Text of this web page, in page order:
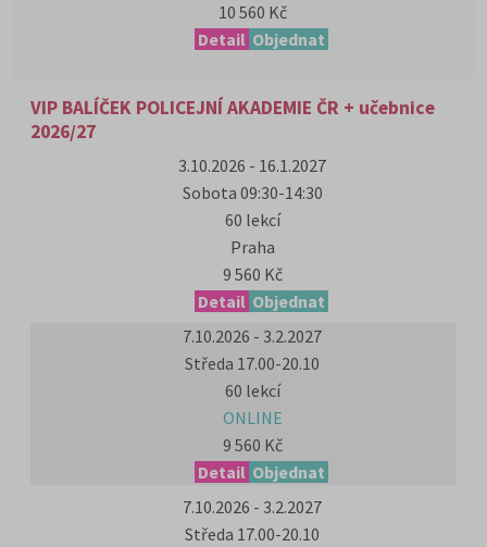
10 560 Kč
Detail Objednat
VIP BALÍČEK POLICEJNÍ AKADEMIE ČR + učebnice
2026/27
3.10.2026 - 16.1.2027
Sobota 09:30-14:30
60 lekcí
Praha
9 560 Kč
Detail Objednat
7.10.2026 - 3.2.2027
Středa 17.00-20.10
60 lekcí
ONLINE
9 560 Kč
Detail Objednat
7.10.2026 - 3.2.2027
Středa 17.00-20.10